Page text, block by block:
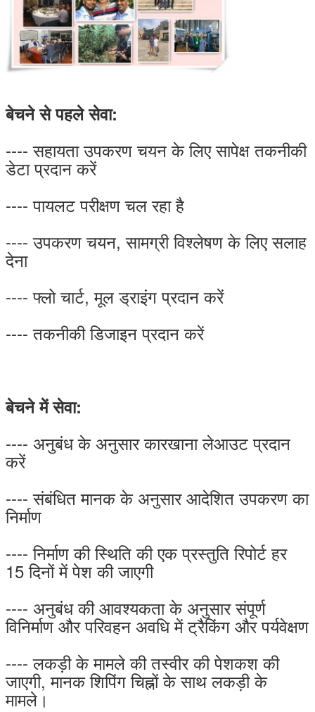
बेचने से पहले सेवा:
---- सहायता उपकरण चयन के लिए सापेक्ष तकनीकी
डेटा प्रदान करें
---- पायलट परीक्षण चल रहा है
---- उपकरण चयन, सामग्री विश्लेषण के लिए सलाह
देना
---- फ्लो चार्ट, मूल ड्राइंग प्रदान करें
---- तकनीकी डिजाइन प्रदान करें
बेचने में सेवा:
---- अनुबंध के अनुसार कारखाना लेआउट प्रदान
करें
---- संबंधित मानक के अनुसार आदेशित उपकरण का
निर्माण
---- निर्माण की स्थिति की एक प्रस्तुति रिपोर्ट हर
15 दिनों में पेश की जाएगी
---- अनुबंध की आवश्यकता के अनुसार संपूर्ण
विनिर्माण और परिवहन अवधि में ट्रैकिंग और पर्यवेक्षण
---- लकड़ी के मामले की तस्वीर की पेशकश की
जाएगी, मानक शिपिंग चिह्नों के साथ लकड़ी के
मामले।